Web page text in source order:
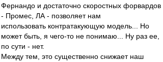
Фернандо и достаточно скоростных форвардов
- Промес, ЛА - позволяет нам
использовать контратакующую модель... Но
может быть, я чего-то не понимаю... Ну раз ее,
по сути - нет.
Между тем, это существенно снижает наш